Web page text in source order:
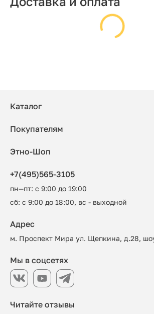
Каталог
Покупателям
Этно-Шоп
+7(495)565-3105
пн—пт: с 9:00 до 19:00
сб: с 9:00 до 18:00, вс - выходной
Читайте отзывы
Адрес
м. Проспект Мира ул. Щепкина, д.28,
Мы в соцсетях